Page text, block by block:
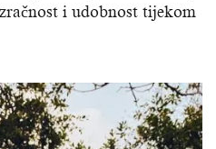
i udobnost tijekom